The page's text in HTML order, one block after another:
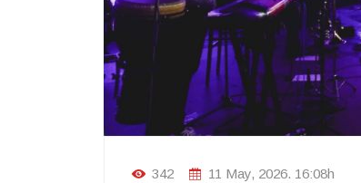
342 11 May, 2026. 16:08h